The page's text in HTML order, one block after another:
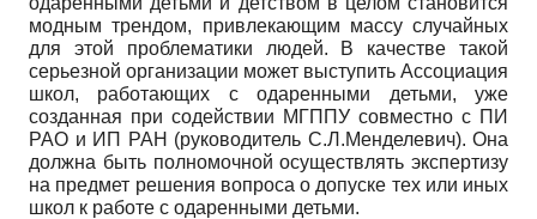
модным трендом, привлекающим массу случайных
для этой проблематики людей. В качестве такой
серьезной организации может выступить Ассоциация
школ, работающих с одаренными детьми, уже
созданная при содействии МГППУ совместно с ПИ
РАО и ИП РАН (руководитель С.Л.Менделевич). Она
должна быть полномочной осуществлять экспертизу
на предмет решения вопроса о допуске тех или иных
школ к работе с одаренными детьми.